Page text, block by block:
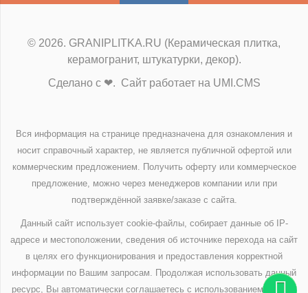
© 2026. GRANIPLITKA.RU (Керамическая плитка,
керамогранит, штукатурки, декор).
Сделано с ❤. Сайт работает на UMI.CMS
Вся информация на странице предназначена для ознакомления и
носит справочный характер, не является публичной офертой или
коммерческим предложением. Получить оферту или коммерческое
предложение, можно через менеджеров компании или при
подтверждённой заявке/заказе с сайта.
Данный сайт использует cookie-файлы, собирает данные об IP-
адресе и местоположении, сведения об источнике перехода на сайт
в целях его функционирования и предоставления корректной
информации по Вашим запросам. Продолжая использовать данный
ресурс, Вы автоматически соглашаетесь с использованием данных